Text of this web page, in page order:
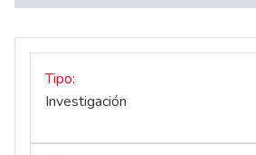
Tipo
Investigación